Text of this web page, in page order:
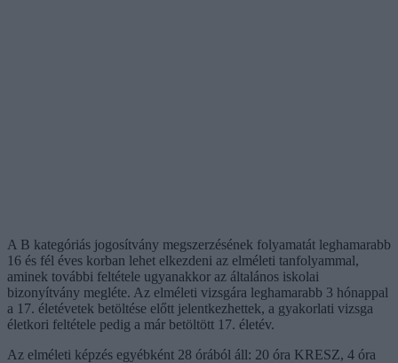
A B kategóriás jogosítvány megszerzésének folyamatát leghamarabb
16 és fél éves korban lehet elkezdeni az elméleti tanfolyammal,
aminek további feltétele ugyanakkor az általános iskolai
bizonyítvány megléte. Az elméleti vizsgára leghamarabb 3 hónappal
a 17. életévetek betöltése előtt jelentkezhettek, a gyakorlati vizsga
életkori feltétele pedig a már betöltött 17. életév.
Az elméleti képzés egyébként 28 órából áll: 20 óra KRESZ, 4 óra